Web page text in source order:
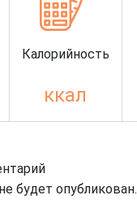
Калорийность
ккал
будет опубликован.